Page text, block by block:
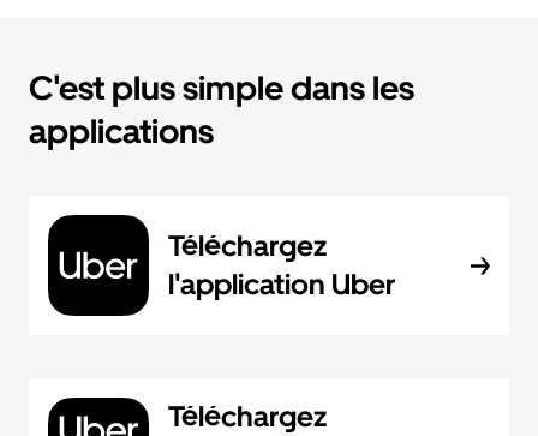
C'est plus simple dans les
applications
Téléchargez
l'application Uber
Téléchargez